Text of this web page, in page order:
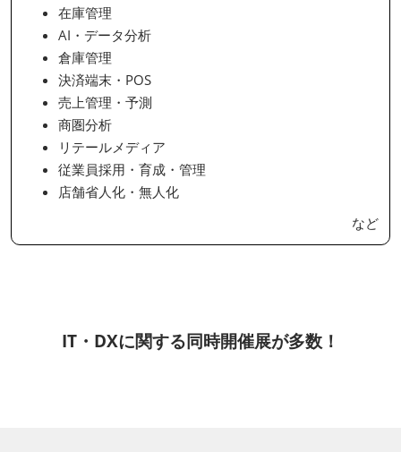
在庫管理
AI・データ分析
倉庫管理
決済端末・POS
売上管理・予測
商圏分析
リテールメディア
従業員採用・育成・管理
店舗省人化・無人化
など
IT・DXに関する同時開催展が多数！